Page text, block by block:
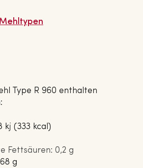
Type R 960 enthalten
kj (333 kcal)
Fettsäuren: 0,2 g
g